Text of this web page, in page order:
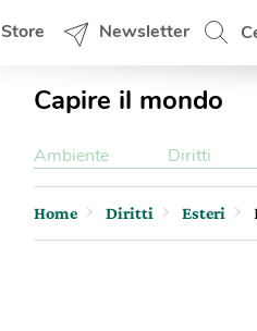
Store Newsletter
Capire il mondo
Ambiente Diritti
Home Diritti Esteri